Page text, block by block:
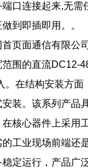
口连接起来,无需
到即插即用。。
首页面通信有限公
围的直流DC12-
。在结构安装方面
装。该系列产品
在核心器件上采用
工业现场前端还
定运行，产品广